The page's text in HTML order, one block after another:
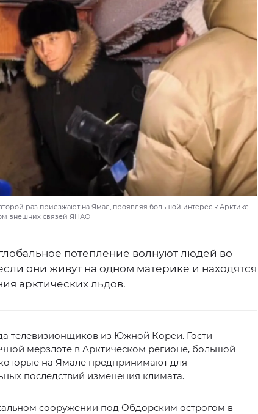
раз приезжают на Ямал, проявляя большой интерес к Арктике.
внешних связей ЯНАО
потепление волнуют людей во
они живут на одном материке и находятся
арктических льдов.
телевизионщиков из Южной Кореи. Гости
мерзлоте в Арктическом регионе, большой
на Ямале предпринимают для
последствий изменения климата.
сооружении под Обдорским острогом в